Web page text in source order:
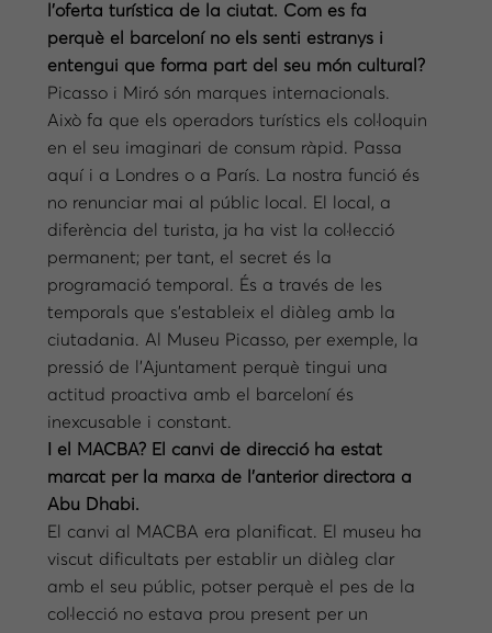
l’oferta turística de la ciutat. Com es fa
perquè el barceloní no els senti estranys i
entengui que forma part del seu món cultural?
Picasso i Miró són marques internacionals.
Això fa que els operadors turístics els col·loquin
en el seu imaginari de consum ràpid. Passa
aquí i a Londres o a París. La nostra funció és
no renunciar mai al públic local. El local, a
diferència del turista, ja ha vist la col·lecció
permanent; per tant, el secret és la
programació temporal. És a través de les
temporals que s’estableix el diàleg amb la
ciutadania. Al Museu Picasso, per exemple, la
pressió de l’Ajuntament perquè tingui una
actitud proactiva amb el barceloní és
inexcusable i constant.
I el MACBA? El canvi de direcció ha estat
marcat per la marxa de l’anterior directora a
Abu Dhabi.
El canvi al MACBA era planificat. El museu ha
viscut dificultats per establir un diàleg clar
amb el seu públic, potser perquè el pes de la
col·lecció no estava prou present per un